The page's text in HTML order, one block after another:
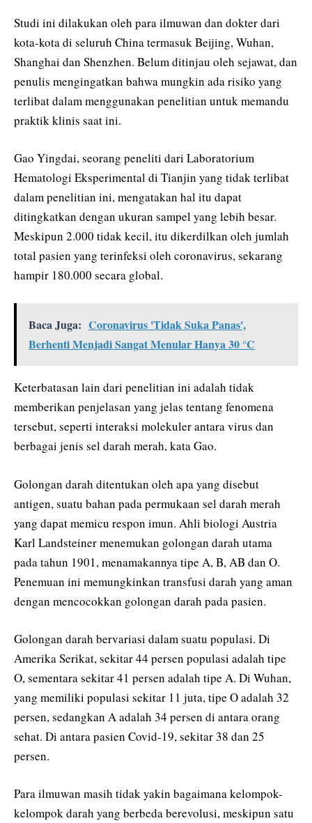
Studi ini dilakukan oleh para ilmuwan dan dokter dari
kota-kota di seluruh China termasuk Beijing, Wuhan,
Shanghai dan Shenzhen. Belum ditinjau oleh sejawat, dan
penulis mengingatkan bahwa mungkin ada risiko yang
terlibat dalam menggunakan penelitian untuk memandu
praktik klinis saat ini.
Gao Yingdai, seorang peneliti dari Laboratorium
Hematologi Eksperimental di Tianjin yang tidak terlibat
dalam penelitian ini, mengatakan hal itu dapat
ditingkatkan dengan ukuran sampel yang lebih besar.
Meskipun 2.000 tidak kecil, itu dikerdilkan oleh jumlah
total pasien yang terinfeksi oleh coronavirus, sekarang
hampir 180.000 secara global.
Baca Juga: Coronavirus 'Tidak Suka Panas',
Berhenti Menjadi Sangat Menular Hanya 30 °C
Keterbatasan lain dari penelitian ini adalah tidak
memberikan penjelasan yang jelas tentang fenomena
tersebut, seperti interaksi molekuler antara virus dan
berbagai jenis sel darah merah, kata Gao.
Golongan darah ditentukan oleh apa yang disebut
antigen, suatu bahan pada permukaan sel darah merah
yang dapat memicu respon imun. Ahli biologi Austria
Karl Landsteiner menemukan golongan darah utama
pada tahun 1901, menamakannya tipe A, B, AB dan O.
Penemuan ini memungkinkan transfusi darah yang aman
dengan mencocokkan golongan darah pada pasien.
Golongan darah bervariasi dalam suatu populasi. Di
Amerika Serikat, sekitar 44 persen populasi adalah tipe
O, sementara sekitar 41 persen adalah tipe A. Di Wuhan,
yang memiliki populasi sekitar 11 juta, tipe O adalah 32
persen, sedangkan A adalah 34 persen di antara orang
sehat. Di antara pasien Covid-19, sekitar 38 dan 25
persen.
Para ilmuwan masih tidak yakin bagaimana kelompok-
kelompok darah yang berbeda berevolusi, meskipun satu